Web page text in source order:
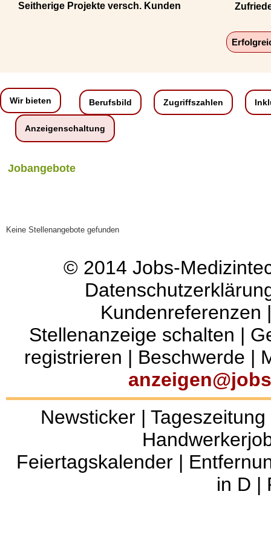
Seitherige Projekte versch. Kunden
Wir bieten Berufsbild Zugriffszahlen
Anzeigenschaltung
Jobangebote
Keine Stellenangebote gefunden
© 2014 Jobs-
Kundenreferenzen
Stellenanzeige schalten |
registrieren | Beschwerde |
Newsticker| Tageszeitung
Feiertagskalender|
in D |